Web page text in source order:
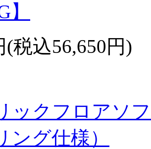
(税込56,650円)
ックフロアソ
ング仕様）